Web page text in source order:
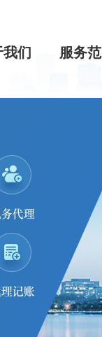
们 服务